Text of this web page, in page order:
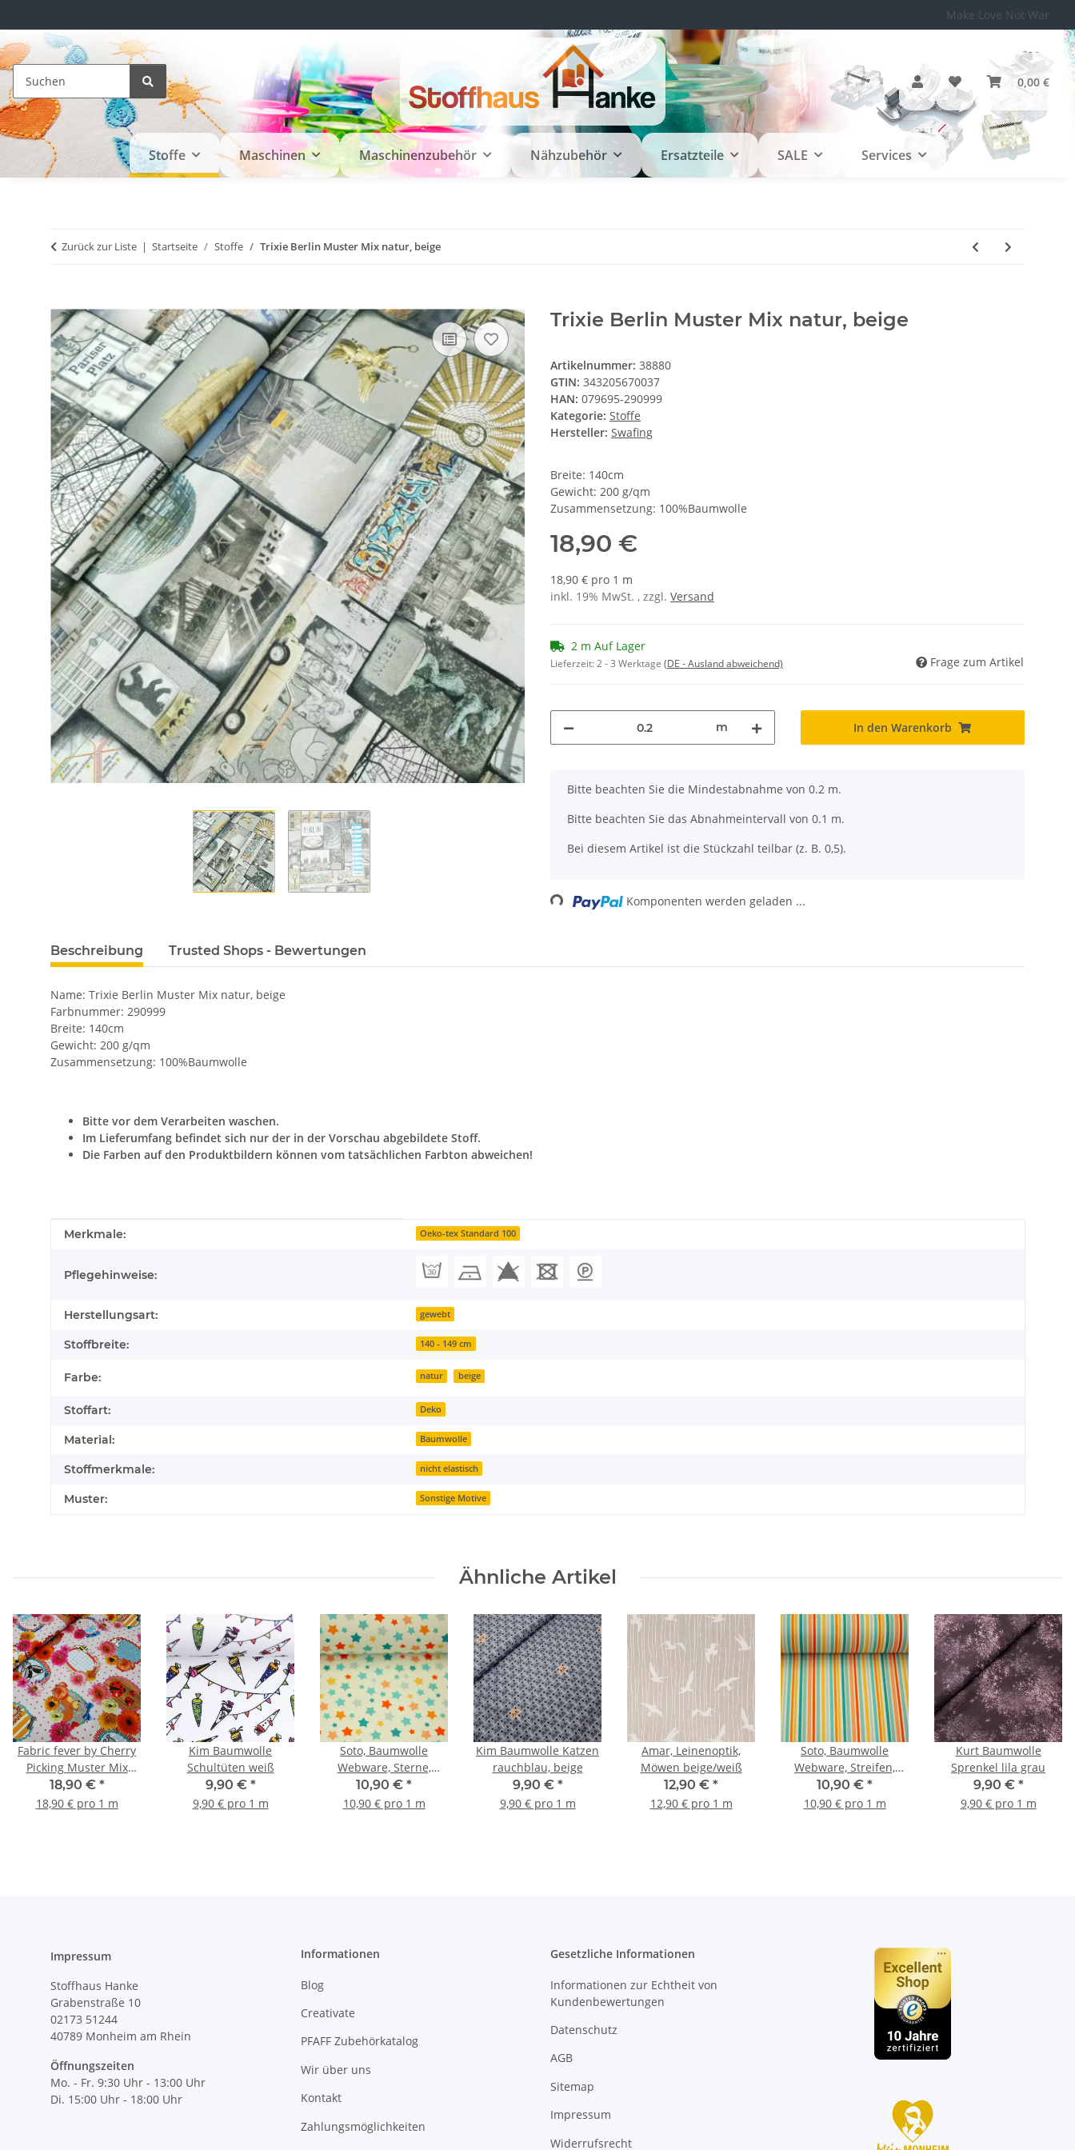
Make Love Not War
0,00 €
Stoffe Maschinen Maschinenzubehör Nähzubehör Ersatzteile SALE Services
Zurück zur Liste Startseite Stoffe Trixie Berlin Muster Mix natur, beige
Trixie Berlin Muster Mix natur, beige
Artikelnummer: 38880
GTIN: 343205670037
HAN: 079695-290999
Kategorie: Stoffe
Hersteller: Swafing
Breite: 140cm
Gewicht: 200 g/qm
Zusammensetzung: 100%Baumwolle
18,90 €
18,90 € pro 1 m
inkl. 19% MwSt. , zzgl. Versand
2 m Auf Lager
Lieferzeit:2 - 3 Werktage (DE - Ausland abweichend) Frage zum Artikel
m In den Warenkorb
x
Bitte beachten Sie die Mindestabnahme von 0.2 m.
Bitte beachten Sie das Abnahmeintervall von 0.1 m.
Bei diesem Artikel ist die Stückzahl teilbar (z. B. 0,5).
Loading... Komponenten werden geladen ...
Beschreibung Trusted Shops - Bewertungen
Name: Trixie Berlin Muster Mix natur, beige
Farbnummer: 290999
Breite: 140cm
Gewicht: 200 g/qm
Zusammensetzung: 100%Baumwolle
Bitte vor dem Verarbeiten waschen.
Im Lieferumfang befindet sich nur der in der Vorschau abgebildete Stoff.
Die Farben auf den Produktbildern können vom tatsächlichen Farbton abweichen!
Produkteigenschaft
Wert
Merkmale: Oeko-tex Standard 100
Pflegehinweise:
Herstellungsart: gewebt
Stoffbreite: 140 - 149 cm
Farbe: natur beige
Stoffart: Deko
Material: Baumwolle
Stoffmerkmale: nicht elastisch
Muster: Sonstige Motive
Ähnliche Artikel
Fabric fever by Cherry
Picking Muster Mix
natur, pink, rot, türkis,
orange
18,90 € *
18,90 € pro 1 m
Kim Baumwolle
Schultüten weiß
9,90 € *
9,90 € pro 1 m
Soto, Baumwolle
Webware, Sterne,
bunt/naturweiß
10,90 € *
10,90 € pro 1 m
Kim Baumwolle Katzen
rauchblau, beige
9,90 € *
9,90 € pro 1 m
Amar, Leinenoptik,
Möwen beige/weiß
12,90 € *
12,90 € pro 1 m
Soto, Baumwolle
Webware, Streifen,
bunt/naturweiß
10,90 € *
10,90 € pro 1 m
Kurt Baumwolle
Sprenkel lila grau
9,90 € *
9,90 € pro 1 m
Impressum
Stoffhaus Hanke
Grabenstraße 10
02173 51244
40789 Monheim am Rhein
Öffnungszeiten
Mo. - Fr. 9:30 Uhr - 13:00 Uhr
Di. 15:00 Uhr - 18:00 Uhr
Informationen
Blog
Creativate
PFAFF Zubehörkatalog
Wir über uns
Kontakt
Zahlungsmöglichkeiten
Gesetzliche Informationen
Informationen zur Echtheit von
Kundenbewertungen
Datenschutz
AGB
Sitemap
Impressum
Widerrufsrecht